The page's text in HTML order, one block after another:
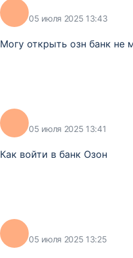
05 июля 2025 13:43
Могу открыть озн банк не
05 июля 2025 13:41
Как войти в банк Озон
05 июля 2025 13:25